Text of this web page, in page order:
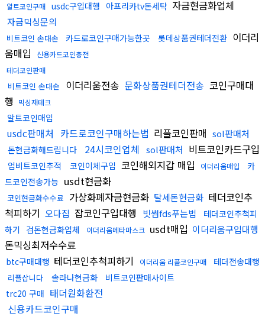
알트코인구매 usdc구입대행 아프리카tv돈세탁 자금현금화업체
자금믹싱문의
비트코인 손대손 카드로코인구매가능한곳 롯데상품권테더전환 이더리
움매입
신용카드코인충전
테더코인판매
비트코인 손대손 이더리움전송 문화상품권테더전송 코인구매대
행
믹싱재테크
알트코인매입
usdc판매처 카드로코인구매하는법 리플코인판매 sol판매처
돈현금화해드립니다 24시코인업체 sol판매처 비트코인카드구입
업비트코인추적 코인이체구입 코인해외지갑 매입 이더리움매입
카
드코인전송가능 usdt현금화
코인현금화수수료 가상화폐자금현금화 탈세돈현금화 테더코인추
척피하기 오다집 잡코인구입대행 빗썸fds푸는법
테더코인추척피
하기
검돈현금화업체 이더리움메타마스크 usdt매입 이더리움구입대행
돈믹싱최저수수료
btc구매대행 테더코인추척피하기 이더리움 리플코인구매 테더전송대행
리플삽니다 솔라나현금화
비트코인판매사이트
trc20 구매 태더원화환전
신용카드코인구매